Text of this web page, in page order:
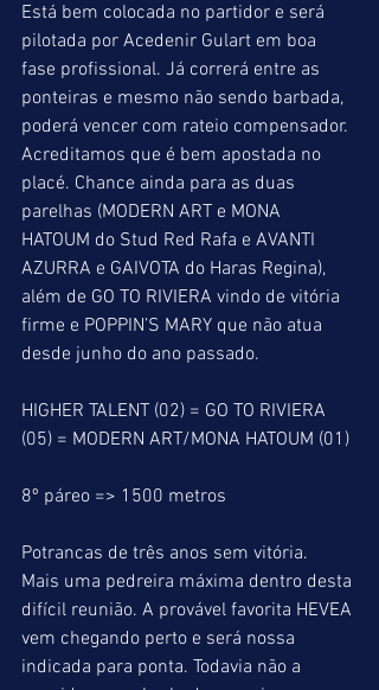
Está bem colocada no partidor e será
pilotada por Acedenir Gulart em boa
fase profissional. Já correrá entre as
ponteiras e mesmo não sendo barbada,
poderá vencer com rateio compensador.
Acreditamos que é bem apostada no
placé. Chance ainda para as duas
parelhas (MODERN ART e MONA
HATOUM do Stud Red Rafa e AVANTI
AZURRA e GAIVOTA do Haras Regina),
além de GO TO RIVIERA vindo de vitória
firme e POPPIN’S MARY que não atua
desde junho do ano passado.
HIGHER TALENT (02) = GO TO RIVIERA
(05) = MODERN ART/MONA HATOUM (01)
8º páreo => 1500 metros
Potrancas de três anos sem vitória.
Mais uma pedreira máxima dentro desta
difícil reunião. A provável favorita HEVEA
vem chegando perto e será nossa
indicada para ponta. Todavia não a